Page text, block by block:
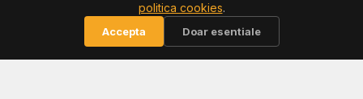
Termeni și condiții
Politica de confidențialitate
politica cookies.
Accepta Doar esentiale